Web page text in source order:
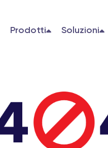
Prodotti Soluzioni